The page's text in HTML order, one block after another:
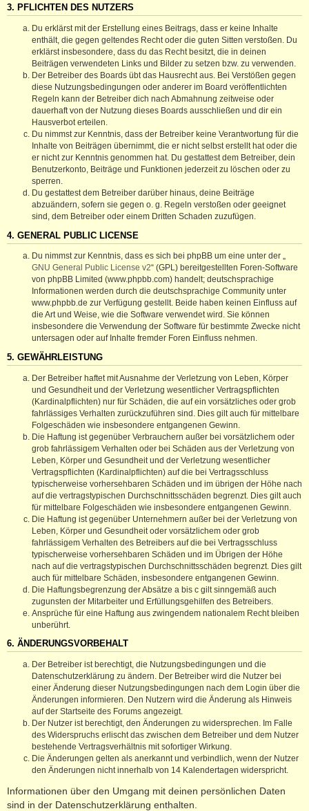
3. PFLICHTEN DES NUTZERS
Du erklärst mit der Erstellung eines Beitrags, dass er keine Inhalte
enthält, die gegen geltendes Recht oder die guten Sitten verstoßen. Du
erklärst insbesondere, dass du das Recht besitzt, die in deinen
Beiträgen verwendeten Links und Bilder zu setzen bzw. zu verwenden.
Der Betreiber des Boards übt das Hausrecht aus. Bei Verstößen gegen
diese Nutzungsbedingungen oder anderer im Board veröffentlichten
Regeln kann der Betreiber dich nach Abmahnung zeitweise oder
dauerhaft von der Nutzung dieses Boards ausschließen und dir ein
Hausverbot erteilen.
Du nimmst zur Kenntnis, dass der Betreiber keine Verantwortung für die
Inhalte von Beiträgen übernimmt, die er nicht selbst erstellt hat oder die
er nicht zur Kenntnis genommen hat. Du gestattest dem Betreiber, dein
Benutzerkonto, Beiträge und Funktionen jederzeit zu löschen oder zu
sperren.
Du gestattest dem Betreiber darüber hinaus, deine Beiträge
abzuändern, sofern sie gegen o. g. Regeln verstoßen oder geeignet
sind, dem Betreiber oder einem Dritten Schaden zuzufügen.
4. GENERAL PUBLIC LICENSE
Du nimmst zur Kenntnis, dass es sich bei phpBB um eine unter der „
GNU General Public License v2“ (GPL) bereitgestellten Foren-Software
von phpBB Limited (www.phpbb.com) handelt; deutschsprachige
Informationen werden durch die deutschsprachige Community unter
www.phpbb.de zur Verfügung gestellt. Beide haben keinen Einfluss auf
die Art und Weise, wie die Software verwendet wird. Sie können
insbesondere die Verwendung der Software für bestimmte Zwecke nicht
untersagen oder auf Inhalte fremder Foren Einfluss nehmen.
5. GEWÄHRLEISTUNG
Der Betreiber haftet mit Ausnahme der Verletzung von Leben, Körper
und Gesundheit und der Verletzung wesentlicher Vertragspflichten
(Kardinalpflichten) nur für Schäden, die auf ein vorsätzliches oder grob
fahrlässiges Verhalten zurückzuführen sind. Dies gilt auch für mittelbare
Folgeschäden wie insbesondere entgangenen Gewinn.
Die Haftung ist gegenüber Verbrauchern außer bei vorsätzlichem oder
grob fahrlässigem Verhalten oder bei Schäden aus der Verletzung von
Leben, Körper und Gesundheit und der Verletzung wesentlicher
Vertragspflichten (Kardinalpflichten) auf die bei Vertragsschluss
typischerweise vorhersehbaren Schäden und im übrigen der Höhe nach
auf die vertragstypischen Durchschnittsschäden begrenzt. Dies gilt auch
für mittelbare Folgeschäden wie insbesondere entgangenen Gewinn.
Die Haftung ist gegenüber Unternehmern außer bei der Verletzung von
Leben, Körper und Gesundheit oder vorsätzlichem oder grob
fahrlässigem Verhalten des Betreibers auf die bei Vertragsschluss
typischerweise vorhersehbaren Schäden und im Übrigen der Höhe
nach auf die vertragstypischen Durchschnittsschäden begrenzt. Dies gilt
auch für mittelbare Schäden, insbesondere entgangenen Gewinn.
Die Haftungsbegrenzung der Absätze a bis c gilt sinngemäß auch
zugunsten der Mitarbeiter und Erfüllungsgehilfen des Betreibers.
Ansprüche für eine Haftung aus zwingendem nationalem Recht bleiben
unberührt.
6. ÄNDERUNGSVORBEHALT
Der Betreiber ist berechtigt, die Nutzungsbedingungen und die
Datenschutzerklärung zu ändern. Der Betreiber wird die Nutzer bei
einer Änderung dieser Nutzungsbedingungen nach dem Login über die
Änderungen informieren. Den Nutzern wird die Änderung als Hinweis
auf der Startseite des Forums angezeigt.
Der Nutzer ist berechtigt, den Änderungen zu widersprechen. Im Falle
des Widerspruchs erlischt das zwischen dem Betreiber und dem Nutzer
bestehende Vertragsverhältnis mit sofortiger Wirkung.
Die Änderungen gelten als anerkannt und verbindlich, wenn der Nutzer
den Änderungen nicht innerhalb von 14 Kalendertagen widerspricht.
Informationen über den Umgang mit deinen persönlichen Daten
sind in der Datenschutzerklärung enthalten.